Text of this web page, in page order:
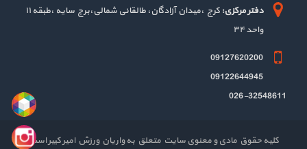
دفتر مرکزی:
کرج ،میدان آزادگان، طالقانی شمالی،برج سایه ،طبقه ۱۱
واحد ۳۴
09127620200
09122644945
026-32548611
کلیه حقوق مادی و معنوی سایت متعلق به واریان ورزش امیر کبیر است